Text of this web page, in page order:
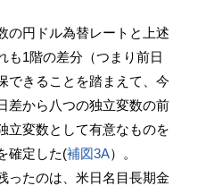
円ドル為替レートと上述
も1階の差分（つまり前日
できることを踏まえて、今
差から八つの独立変数の前
立変数として有意なものを
確定した(補図3A）。
たのは、米日名目長期金